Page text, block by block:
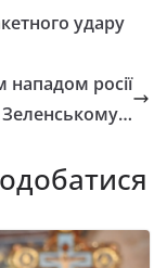
удару
росії